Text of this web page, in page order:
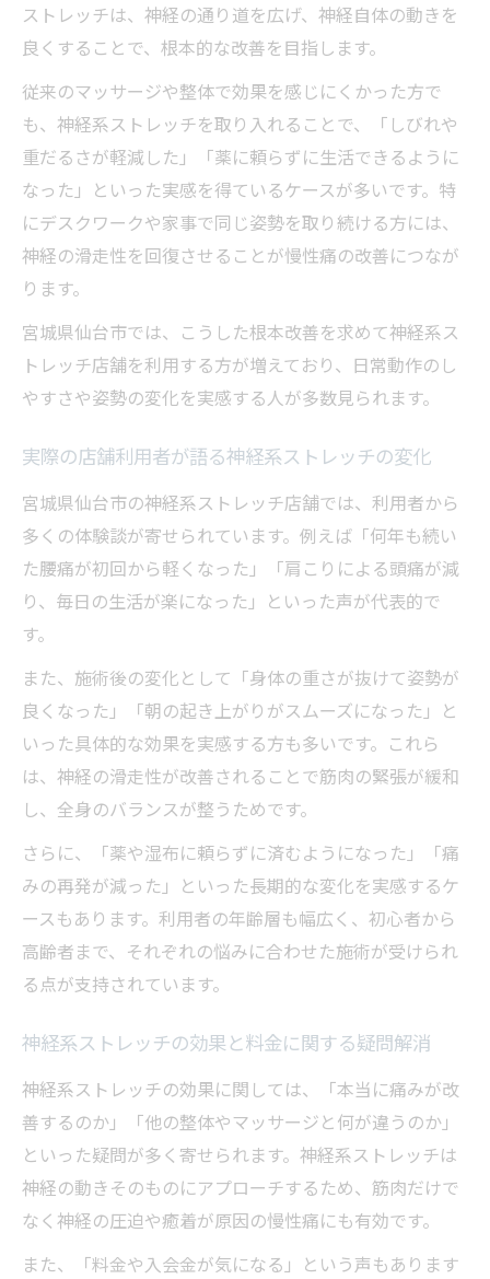
ストレッチは、神経の通り道を広げ、神経自体の動きを
良くすることで、根本的な改善を目指します。
従来のマッサージや整体で効果を感じにくかった方で
も、神経系ストレッチを取り入れることで、「しびれや
重だるさが軽減した」「薬に頼らずに生活できるように
なった」といった実感を得ているケースが多いです。特
にデスクワークや家事で同じ姿勢を取り続ける方には、
神経の滑走性を回復させることが慢性痛の改善につなが
ります。
宮城県仙台市では、こうした根本改善を求めて神経系ス
トレッチ店舗を利用する方が増えており、日常動作のし
やすさや姿勢の変化を実感する人が多数見られます。
実際の店舗利用者が語る神経系ストレッチの変化
宮城県仙台市の神経系ストレッチ店舗では、利用者から
多くの体験談が寄せられています。例えば「何年も続い
た腰痛が初回から軽くなった」「肩こりによる頭痛が減
り、毎日の生活が楽になった」といった声が代表的で
す。
また、施術後の変化として「身体の重さが抜けて姿勢が
良くなった」「朝の起き上がりがスムーズになった」と
いった具体的な効果を実感する方も多いです。これら
は、神経の滑走性が改善されることで筋肉の緊張が緩和
し、全身のバランスが整うためです。
さらに、「薬や湿布に頼らずに済むようになった」「痛
みの再発が減った」といった長期的な変化を実感するケ
ースもあります。利用者の年齢層も幅広く、初心者から
高齢者まで、それぞれの悩みに合わせた施術が受けられ
る点が支持されています。
神経系ストレッチの効果と料金に関する疑問解消
神経系ストレッチの効果に関しては、「本当に痛みが改
善するのか」「他の整体やマッサージと何が違うのか」
といった疑問が多く寄せられます。神経系ストレッチは
神経の動きそのものにアプローチするため、筋肉だけで
なく神経の圧迫や癒着が原因の慢性痛にも有効です。
また、「料金や入会金が気になる」という声もあります